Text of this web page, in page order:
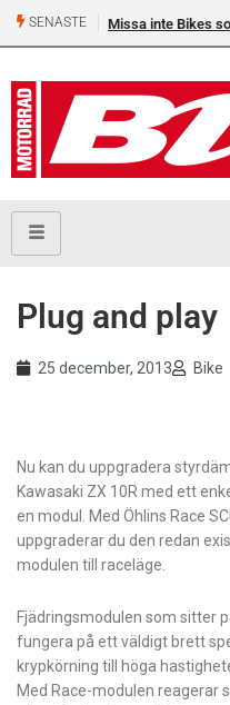
SENASTE Missa inte Bikes
Plug and play
25 december, 2013 Bike
Nu kan du uppgradera
Kawasaki ZX 10R med ett
en modul. Med Öhlins Race
uppgraderar du den redan
modulen till raceläge.
Fjädringsmodulen som sitter
fungera på ett väldigt brett
krypkörning till höga
Med Race-modulen reagerar